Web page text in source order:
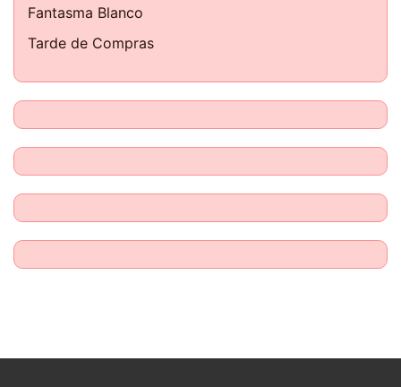
Fantasma Blanco
Tarde de Compras